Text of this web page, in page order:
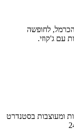
לחופשה
עם ג'קוזי.
ומעוצבות בסטנדרט